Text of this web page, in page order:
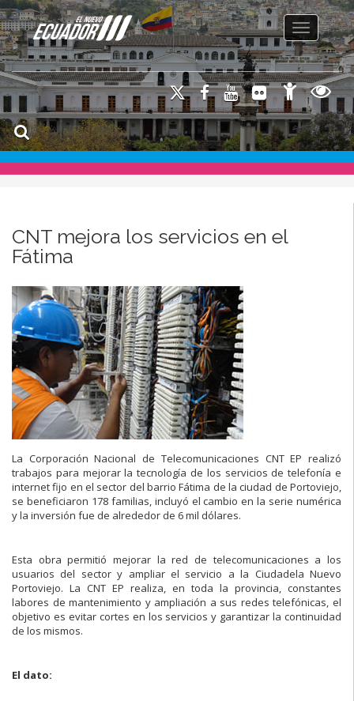
Toggle
CNT mejora los servicios en el
Fátima
La Corporación Nacional de Telecomunicaciones CNT EP realizó
trabajos para mejorar la tecnología de los servicios de telefonía e
internet fijo en el sector del barrio Fátima de la ciudad de Portoviejo,
se beneficiaron 178 familias, incluyó el cambio en la serie numérica
y la inversión fue de alrededor de 6 mil dólares.
Esta obra permitió mejorar la red de telecomunicaciones a los
usuarios del sector y ampliar el servicio a la Ciudadela Nuevo
Portoviejo. La CNT EP realiza, en toda la provincia, constantes
labores de mantenimiento y ampliación a sus redes telefónicas, el
objetivo es evitar cortes en los servicios y garantizar la continuidad
de los mismos.
El dato: